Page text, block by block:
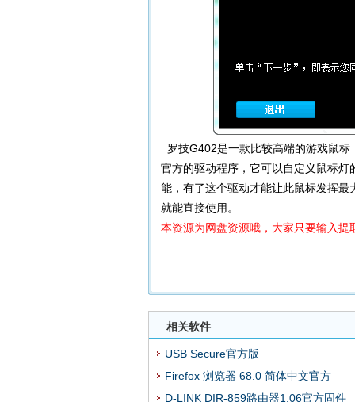
罗技G402是一款比较高端的游戏鼠
官方的驱动程序，它可以自定义鼠标
能，有了这个驱动才能让此鼠标发挥
就能直接使用。
本资源为网盘资源哦，大家只要输入
相关软件
USB Secure官方版
Firefox 浏览器 68.0 简体中文官方
D-LINK DIR-859路由器1.06官方固件